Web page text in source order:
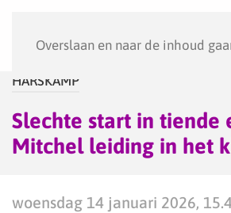
Overslaan en naar de inhoud
HARSKAMP
Slechte start in tiende
Mitchel leiding in het
woensdag 14 januari 2026,